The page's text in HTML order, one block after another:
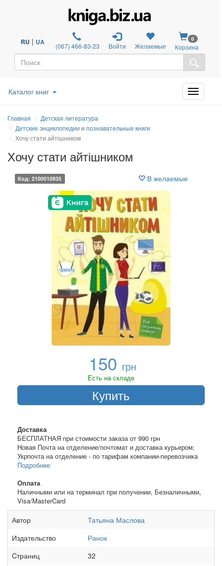
RU | UA (067) 466-83-23 Войти Желаемые
0
Корзина
Каталог книг
Главная
Детская литература
Детские энциклопедии и познавательные книги
Хочу стати айтішником
Хочу стати айтішником
Код: 2100010935 В желаемые
150 грн
Есть на складе
Купить
Доставка
БЕСПЛАТНАЯ при стоимости заказа от 990 грн
Новая Почта на отделение/почтомат и доставка курьером;
Укрпочта на отделение - по тарифам компании-перевозчика
Подробнее
Оплата
Наличными или на терминал при получении, Безналичными,
Visa/MasterCard
Автор
Татьяна Маслова
Издательство
Ранок
Cтраниц
32